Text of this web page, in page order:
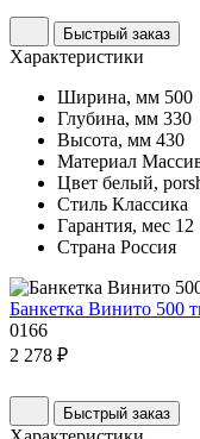
Быстрый заказ
Характеристики
Ширина, мм 500
Глубина, мм 330
Высота, мм 430
Материал
Цвет белый,
Стиль Классика
Гарантия, мес 12
Страна Россия
Банкетка Винито 500
0166
2 278 ₽
Быстрый заказ